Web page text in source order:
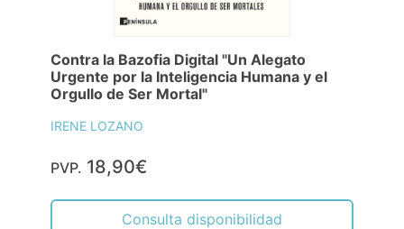
Contra la Bazofia Digital "Un Alegato
Urgente por la Inteligencia Humana y el
Orgullo de Ser Mortal"
IRENE LOZANO
PVP. 18,90€
Consulta disponibilidad